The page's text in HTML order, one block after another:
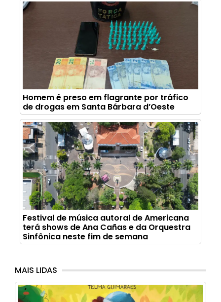
Homem é preso em flagrante por tráfico
de drogas em Santa Bárbara d’Oeste
Festival de música autoral de Americana
terá shows de Ana Cañas e da Orquestra
Sinfônica neste fim de semana
MAIS LIDAS